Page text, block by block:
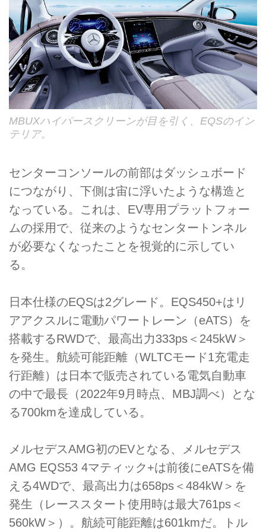
MBUXハイパースクリーンが目を引く、EQSのイン
テリア。
センターコンソールの前部はダッシュボード
につながり、下側は宙に浮いたような構造と
なっている。これは、EV専用プラットフォー
ムの採用で、従来のようなセンタートンネル
が必要なくなったことを視覚的に示してい
る。
日本仕様のEQSは2グレード。EQS450+はリ
アアクスルに電動パワートレーン（eATS）を
搭載するRWDで、最高出力333ps＜245kW＞
を発生。航続可能距離（WLTCモード1充電走
行距離）は日本で販売されている電気自動車
の中で最長（2022年9月時点、MBJ調べ）とな
る700kmを達成している。
メルセデスAMG初のEVとなる、メルセデス
AMG EQS53 4マティック+は前後にeATSを備
える4WDで、最高出力は658ps＜484kW＞を
発生（レーススタート使用時は最大761ps＜
560kW＞）。航続可能距離は601kmだ。トル